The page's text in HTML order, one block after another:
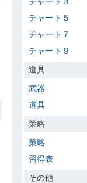
チャート５
チャート７
チャート９
道具
武器
道具
策略
策略
習得表
その他